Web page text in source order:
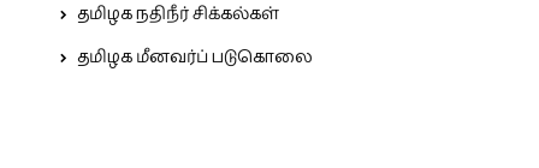
தமிழக நதிநீர் சிக்கல்கள்
தமிழக மீனவர்ப் படுகொலை